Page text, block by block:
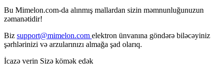
Bu Mimelon.com-da alınmış mallardan sizin məmnunluğunuzun
zəmanətidir!
Biz support@mimelon.com elektron ünvanına göndərə biləcəyiniz
şərhlərinizi və arzularınızı almağa şad olarıq.
İcazə verin Sizə kömək edək